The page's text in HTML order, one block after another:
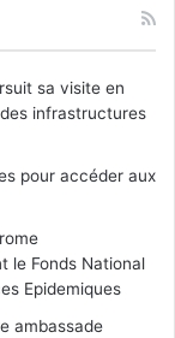
sa visite en
infrastructures
pour accéder aux
le Fonds National
Epidemiques
ambassade